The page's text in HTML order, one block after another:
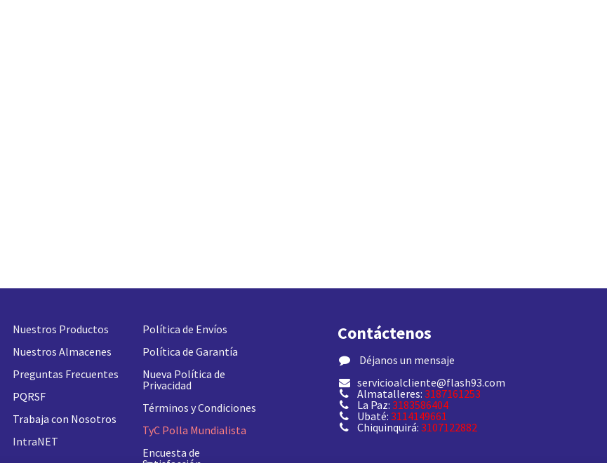
Contáctenos
​ Déjanos un mensaje
servicioalcliente@flash93.com
Almatalleres: 3187161253
La Paz: 3183586404
Ubaté: 3114149661
Chiquinquirá: 3107122882
Política de Envíos
Política de Garantía
Nueva Política de
Privacidad
Términos y Condiciones
TyC Polla Mundialista
Encuesta de
Nuestros Productos
Nuestros Almacenes
Preguntas Frecuentes
PQRSF
Trabaja con Nosotros
IntraNET